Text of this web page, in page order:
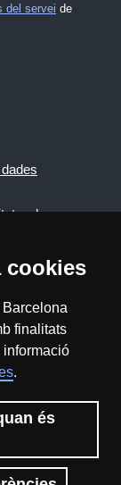
cookies
finalitats
.
és
del servei de
web
NC) -